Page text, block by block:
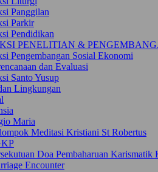
Panggilan
Parkir
Pendidikan
PENELITIAN &
Pengembangan Sosial Ekonomi
dan Evaluasi
Santo Yusup
Lingkungan
Maria
Meditasi Kristiani St Robertus
Doa Pembaharuan Karismatik
Encounter